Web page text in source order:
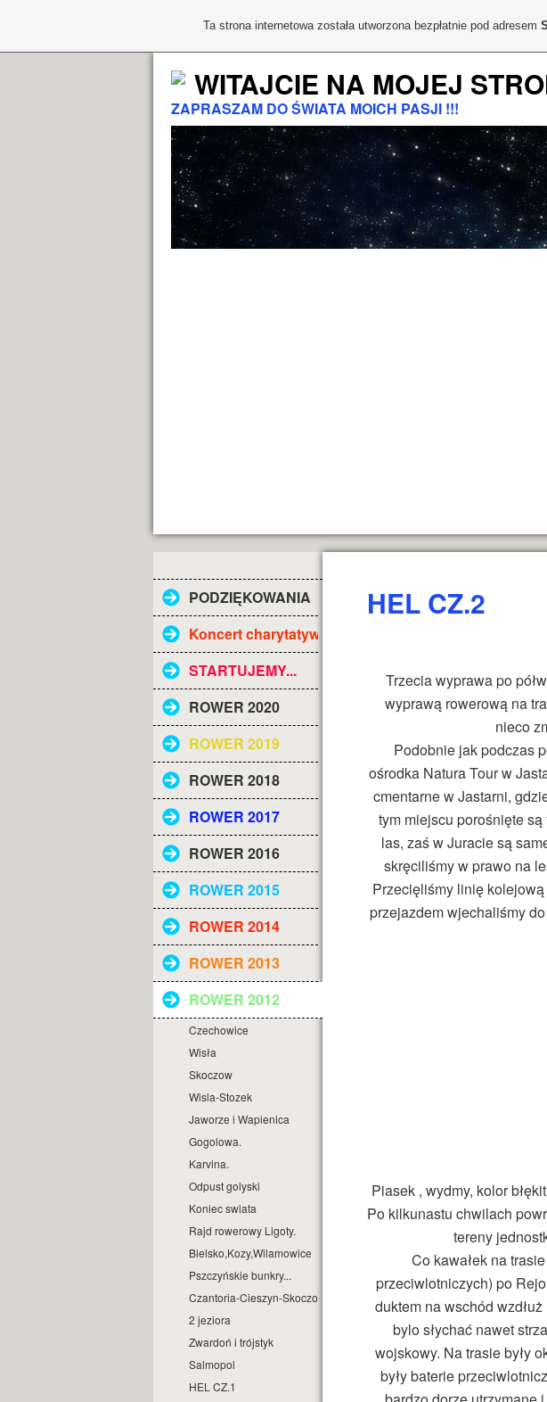
WITAJCIE NA MOJEJ
ZAPRASZAM DO ŚWIATA MOICH PASJI !!!
PODZIĘKOWANIA
Koncert charytatywny
STARTUJEMY...
ROWER 2020
ROWER 2019
ROWER 2018
ROWER 2017
ROWER 2016
ROWER 2015
ROWER 2014
ROWER 2013
ROWER 2012
Czechowice
Wisła
Skoczow
Wisla-Stozek
Jaworze i Wapienica
Gogolowa.
Karvina.
Odpust golyski
Koniec swiata
Rajd rowerowy Ligoty.
Bielsko,Kozy,Wilamowice
Pszczyńskie bunkry...
Czantoria-Cieszyn-Skoczow
2 jeziora
Zwardoń i trójstyk
Salmopol
HEL CZ.1
HEL CZ.2
Trzecia wyprawa po
wyprawą rowerową na
nieco
Podobnie jak podczas
ośrodka Natura Tour w
cmentarne w Jastarni,
tym miejscu porośnięte
las, zaś w Juracie są
skręciliśmy w prawo na
Przecięliśmy linię
przejazdem wjechaliśmy
Piasek , wydmy, kolor
Po kilkunastu chwilach
tereny
Co kawałek na
przeciwlotniczych) po
duktem na wschód
bylo słychać nawet
wojskowy. Na trasie były
były baterie
Ta strona internetowa została utworzona bezpłatnie pod adresem